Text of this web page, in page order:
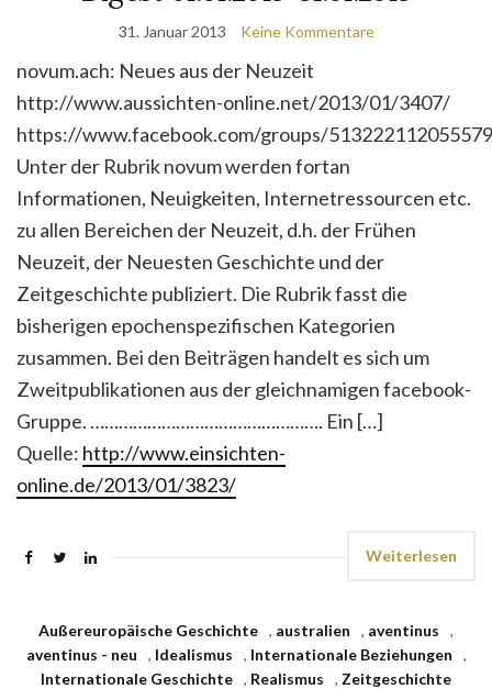
31. Januar 2013 Keine Kommentare
novum.ach: Neues aus der Neuzeit
http://www.aussichten-online.net/2013/01/3407/
https://www.facebook.com/groups/513222112055579
Unter der Rubrik novum werden fortan
Informationen, Neuigkeiten, Internetressourcen etc.
zu allen Bereichen der Neuzeit, d.h. der Frühen
Neuzeit, der Neuesten Geschichte und der
Zeitgeschichte publiziert. Die Rubrik fasst die
bisherigen epochenspezifischen Kategorien
zusammen. Bei den Beiträgen handelt es sich um
Zweitpublikationen aus der gleichnamigen facebook-
Gruppe. …………………………………………. Ein […]
Quelle: http://www.einsichten-
online.de/2013/01/3823/
Weiterlesen
Außereuropäische Geschichte , australien , aventinus
,
aventinus - neu
, Idealismus , Internationale Beziehungen
,
Internationale Geschichte , Realismus , Zeitgeschichte